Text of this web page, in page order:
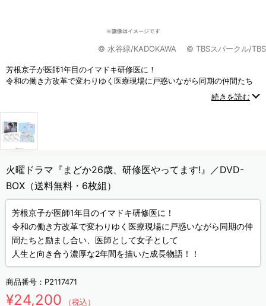
© 水谷緑/KADOKAWA © TBSスパークル/TBS
芳根京子が医師1年目のイマドキ研修医に！
令和の働き方改革で変わりゆく医療現場に戸惑いながら同期の仲間たち
続きを読む
火曜ドラマ『まどか26歳、研修医やってます!』／DVD-
BOX（送料無料・6枚組）
芳根京子が医師1年目のイマドキ研修医に！
令和の働き方改革で変わりゆく医療現場に戸惑いながら同期の仲
間たちと励まし合い、医師として女子として
人生と向き合う濃厚な2年間を描いた成長物語！！
商品番号： P2117471
¥24,200 （税込）